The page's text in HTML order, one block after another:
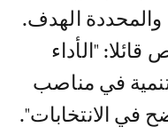
والمحددة الهدف.
"الأداء
في مناصب
في الانتخابات".